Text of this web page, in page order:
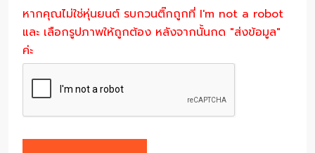
หากคุณไม่ใช่หุ่นยนต์ รบกวนติ๊กถูกที่ I'm not a robot
และ เลือกรูปภาพให้ถูกต้อง หลังจากนั้นกด "ส่งข้อมูล"
ค่ะ